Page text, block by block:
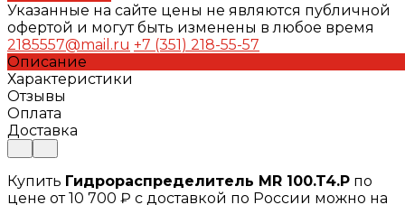
Указанные на сайте цены не являются публичной
офертой и могут быть изменены в любое время
2185557@mail.ru +7 (351) 218-55-57
Описание
Характеристики
Отзывы
Оплата
Доставка
Купить Гидрораспределитель MR 100.T4.P по
цене от 10 700 ₽ с доставкой по России можно на